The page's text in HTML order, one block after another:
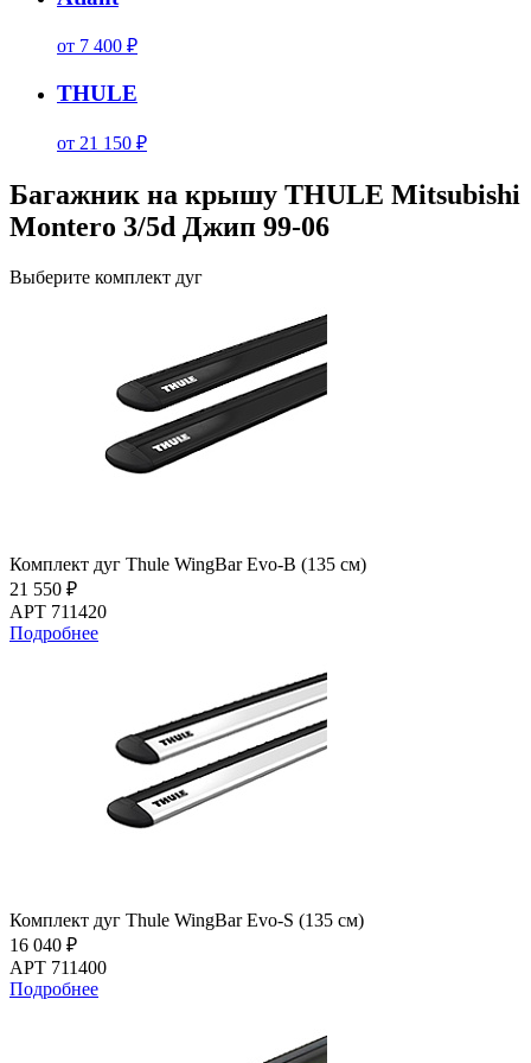
от 7 400 ₽
THULE
от 21 150 ₽
Багажник на крышу THULE Mitsubishi
Montero 3/5d Джип 99-06
Выберите комплект дуг
Комплект дуг Thule WingBar Evo-B (135 см)
21 550 ₽
АРТ 711420
Подробнее
Комплект дуг Thule WingBar Evo-S (135 см)
16 040 ₽
АРТ 711400
Подробнее